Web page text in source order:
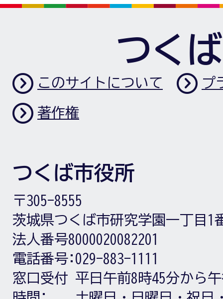
つく
このサイトについて プ
著作権
つくば市役所
〒305-8555
茨城県つくば市研究学園一丁目1
法人番号8000020082201
電話番号: 029-883-1111
窓口受付 平日午前8時45分から